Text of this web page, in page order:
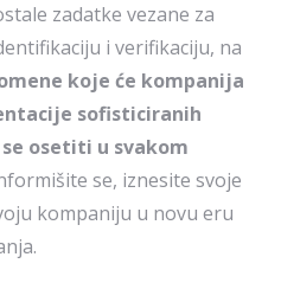
zadatke vezane za
i verifikaciju, na
koje će kompanija
sofisticiranih
osetiti u svakom
se, iznesite svoje
kompaniju u novu eru